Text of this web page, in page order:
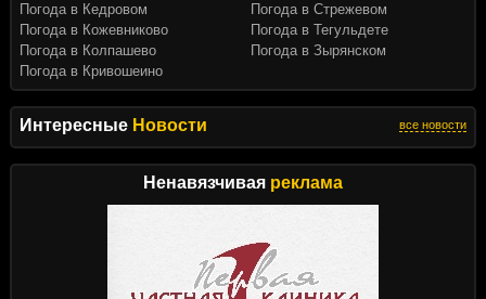
Интересные Новости все новости
Ненавязчивая реклама
Погода в Кедровом
Погода в Кожевниково
Погода в Колпашево
Погода в Кривошеино
Погода в Стрежевом
Погода в Тегульдете
Погода в Зырянском